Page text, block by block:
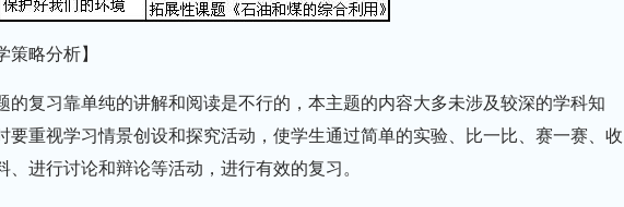
策略分析】
的复习靠单纯的讲解和阅读是不行的，本主题的内容大多未涉及较深的学科知
要重视学习情景创设和探究活动，使学生通过简单的实验、比一比、赛一赛、收
、进行讨论和辩论等活动，进行有效的复习。